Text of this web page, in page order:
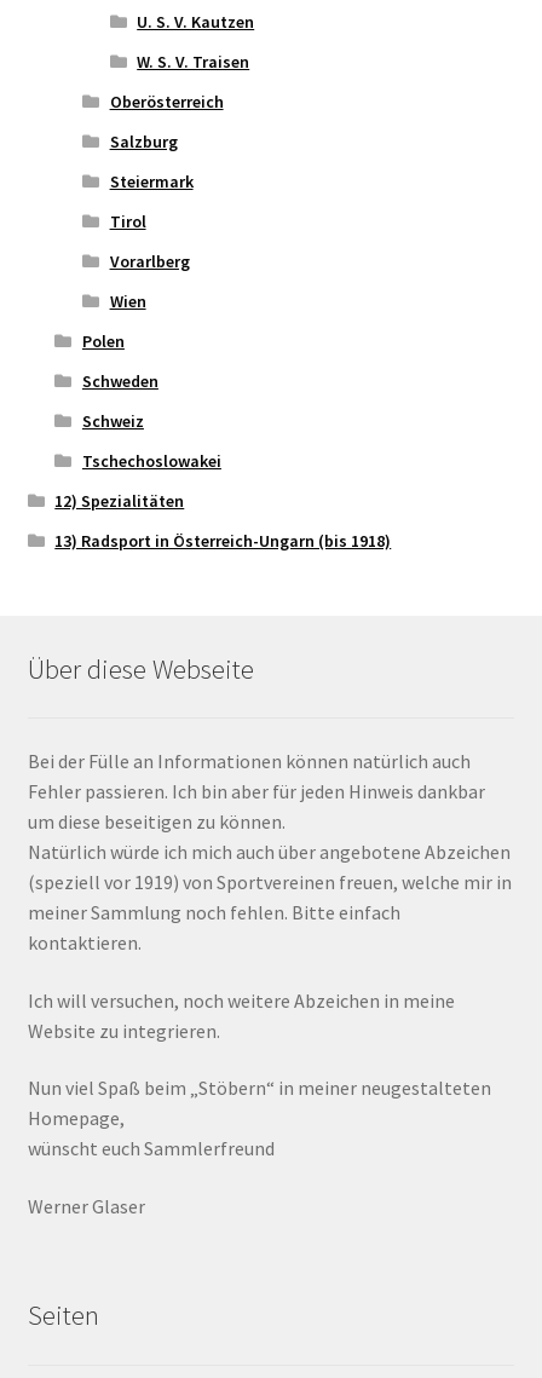
U. S. V. Kautzen
W. S. V. Traisen
Oberösterreich
Salzburg
Steiermark
Tirol
Vorarlberg
Wien
Polen
Schweden
Schweiz
Tschechoslowakei
12) Spezialitäten
13) Radsport in Österreich-Ungarn (bis 1918)
Über diese Webseite
Bei der Fülle an Informationen können natürlich auch
Fehler passieren. Ich bin aber für jeden Hinweis dankbar
um diese beseitigen zu können.
Natürlich würde ich mich auch über angebotene Abzeichen
(speziell vor 1919) von Sportvereinen freuen, welche mir in
meiner Sammlung noch fehlen. Bitte einfach
kontaktieren.
Ich will versuchen, noch weitere Abzeichen in meine
Website zu integrieren.
Nun viel Spaß beim „Stöbern“ in meiner neugestalteten
Homepage,
wünscht euch Sammlerfreund
Werner Glaser
Seiten